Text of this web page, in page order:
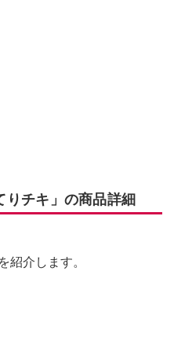
りチキ」の商品詳細
紹介します。